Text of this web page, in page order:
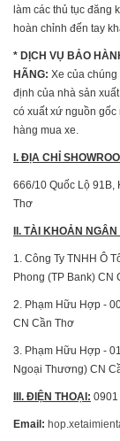
làm các thủ tục đăng
hoàn chỉnh đến tay
* DỊCH VỤ BẢO
HÃNG: Xe của
định của nhà sản
có xuất xứ nguồn gốc
hàng mua xe.
I. ĐỊA CHỈ
666/10 Quốc Lộ 91B,
Thơ
II. TÀI KHOẢN NGÂN
1. Công Ty TNHH Ô
Phong (TP Bank) CN
2. Phạm Hữu Hợp -
CN Cần Thơ
3. Phạm Hữu Hợp -
Ngoại Thương) CN
III. ĐIỆN THOẠI:
Email: